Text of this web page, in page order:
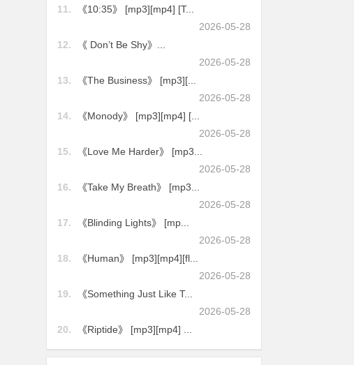
11.
《10:35》 [mp3][mp4] [T...
2026-05-28
12.
《 Don’t Be Shy》...
2026-05-28
13.
《The Business》 [mp3][...
2026-05-28
14.
《Monody》 [mp3][mp4] [...
2026-05-28
15.
《Love Me Harder》 [mp3...
2026-05-28
16.
《Take My Breath》 [mp3...
2026-05-28
17.
《Blinding Lights》 [mp...
2026-05-28
18.
《Human》 [mp3][mp4][fl...
2026-05-28
19.
《Something Just Like T...
2026-05-28
20.
《Riptide》 [mp3][mp4] ...